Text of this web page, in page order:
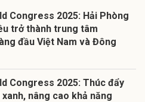
Congress 2025: Hải Phòng
trở thành trung tâm
đầu Việt Nam và Đông
Congress 2025: Thúc đẩy
nâng cao khả năng